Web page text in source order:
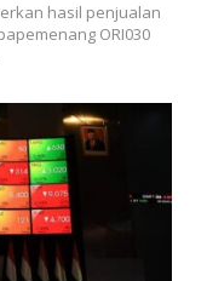
hasil penjualan
ORI030